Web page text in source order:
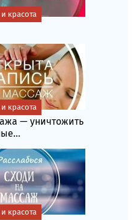
красота
— уничтожить
красота
красота